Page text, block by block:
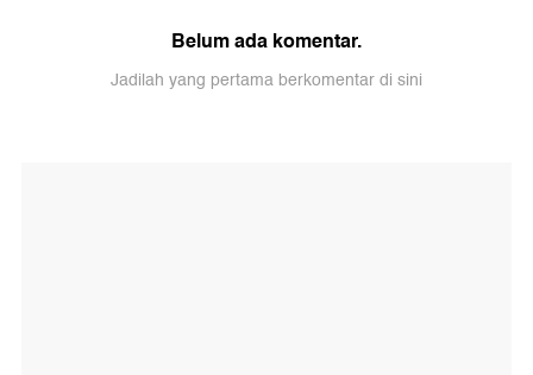
Belum ada komentar.
Jadilah yang pertama berkomentar di sini